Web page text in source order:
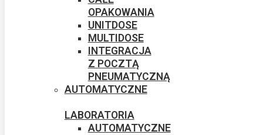
OPAKOWANIA
UNITDOSE
MULTIDOSE
INTEGRACJA
Z POCZTĄ
PNEUMATYCZNĄ
AUTOMATYCZNE
LABORATORIA
AUTOMATYCZNE